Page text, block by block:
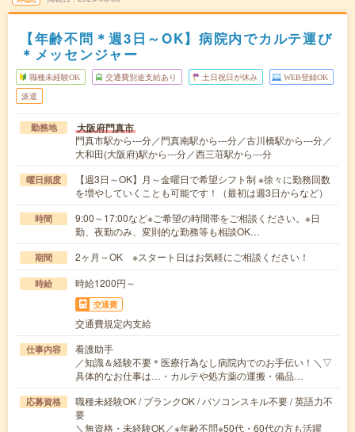
【年齢不問＊週3日～OK】病院内でカルテ運び
＊メッセンジャー
職種未経験OK 交通費別途支給あり 土日祝日が休み WEB登録OK
派遣
勤務地 大阪府門真市
門真市駅から---分／門真南駅から---分／古川橋駅から---分／
大和田(大阪府)駅から---分／西三荘駅から---分
曜日頻度
【週3日～OK】月～金曜日で希望シフト制 ※徐々に勤務回数
を増やしていくことも可能です！（最初は週3日からなど）
時間
9:00～17:00など※ご希望の時間帯をご相談ください。※日
勤、夜勤のみ、変則的な勤務等も相談OK…
期間 2ヶ月～OK ※スタート日はお気軽にご相談ください！
時給 時給1200円～
交通費
交通費規定内支給
仕事内容
看護助手
／知識＆経験不要＊医療行為なし病院内でのお手伝い！＼▽
具体的なお仕事は…・カルテや処方薬の運搬・備品…
応募資格
職種未経験OK / ブランクOK / パソコンスキル不要 / 英語力不
要
＼無資格・未経験OK／※年齢不問※50代・60代の方も活躍